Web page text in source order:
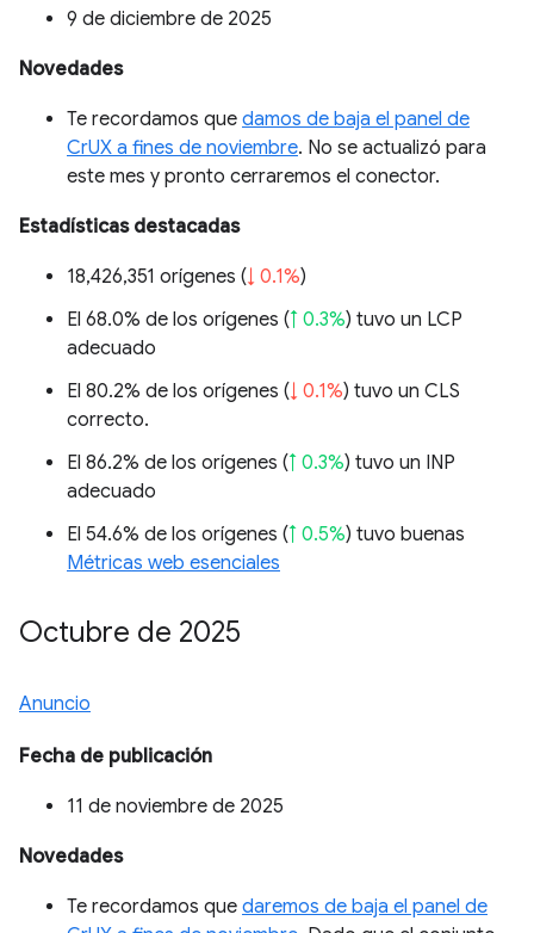
9 de diciembre de 2025
Novedades
Te recordamos que damos de baja el panel de
CrUX a fines de noviembre. No se actualizó para
este mes y pronto cerraremos el conector.
Estadísticas destacadas
18,426,351 orígenes (↓ 0.1%)
El 68.0% de los orígenes (↑ 0.3%) tuvo un LCP
adecuado
El 80.2% de los orígenes (↓ 0.1%) tuvo un CLS
correcto.
El 86.2% de los orígenes (↑ 0.3%) tuvo un INP
adecuado
El 54.6% de los orígenes (↑ 0.5%) tuvo buenas
Métricas web esenciales
Octubre de 2025
Anuncio
Fecha de publicación
11 de noviembre de 2025
Novedades
Te recordamos que daremos de baja el panel de